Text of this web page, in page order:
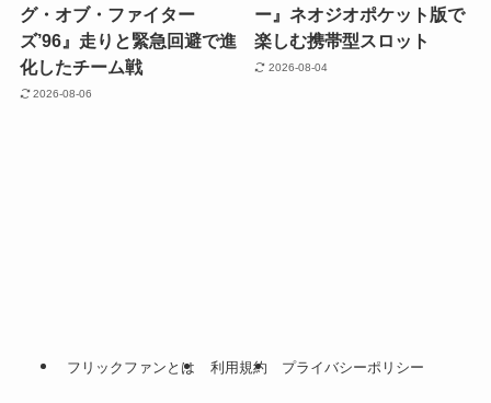
グ・オブ・ファイター
ズ’96』走りと緊急回避で進
化したチーム戦
2026-08-06
ー』ネオジオポケット版で
楽しむ携帯型スロット
2026-08-04
フリックファンとは 利用規約 プライバシーポリシー